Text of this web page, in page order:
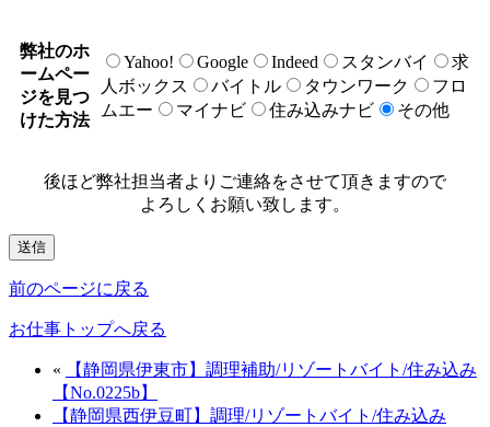
弊社のホ
ームペー
ジを見つ
けた方法
Yahoo! Google Indeed スタンバイ
求
人ボックス
バイトル タウンワーク
フロ
ムエー
マイナビ 住み込みナビ その他
後ほど弊社担当者よりご連絡をさせて頂きますので
よろしくお願い致します。
前のページに戻る
お仕事トップへ戻る
«
【静岡県伊東市】調理補助/リゾートバイト/住み込み
【No.0225b】
【静岡県西伊豆町】調理/リゾートバイト/住み込み